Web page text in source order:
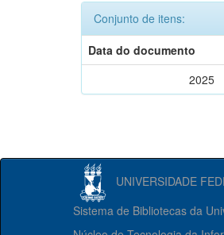
Conjunto de itens:
Data do documento
2025
UNIVERSIDADE
Sistema de Bibliotecas da